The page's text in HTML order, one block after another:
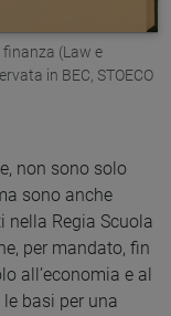
(Law e
in BEC, STOECO
non sono solo
sono anche
nella Regia Scuola
per mandato, fin
all’economia e al
basi per una